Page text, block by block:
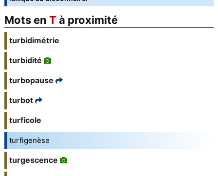
Mots en T à proximité
turbidimétrie
turbidité
turbopause
turbot
turficole
turfigenèse
turgescence